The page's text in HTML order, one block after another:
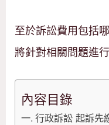
至於訴訟費用包括
將針對相關問題進
內容目錄
行政訴訟 起訴先